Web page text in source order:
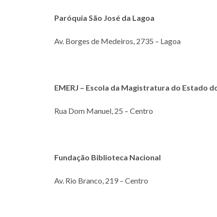
Paróquia São José da Lagoa
Av. Borges de Medeiros, 2735 – Lagoa
EMERJ – Escola da Magistratura do Estado
Rua Dom Manuel, 25 – Centro
Fundação Biblioteca Nacional
Av. Rio Branco, 219 – Centro